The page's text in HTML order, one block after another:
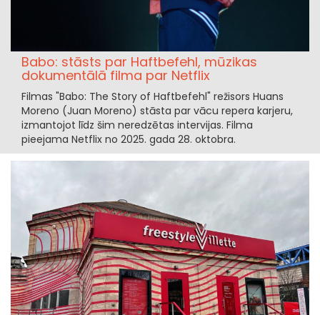
Babo: stāsts par Haftbefehl, mūzikas
dokumentālā filma par Netflix
Filmas "Babo: The Story of Haftbefehl" režisors Huans
Moreno (Juan Moreno) stāsta par vācu repera karjeru,
izmantojot līdz šim neredzētas intervijas. Filma
pieejama Netflix no 2025. gada 28. oktobra.